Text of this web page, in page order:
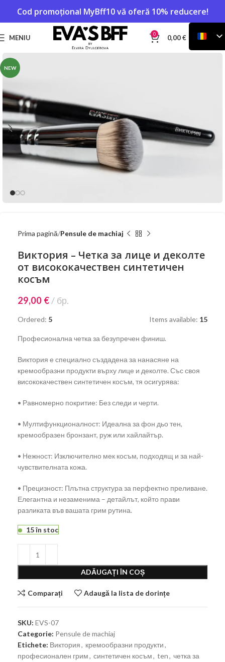
Cod promoțional MyBff10vă oferă 10% reducere!
MENIU 0 0,00€
NEW
Prima pagină Pensule de machiaj
Виктория – Четка за лице и деколте
от висококачествен синтетичен
косъм
29,00 € бр.
Ordered: 5 Items available: 15
Професионална четка за безупречен финиш.
Виктория е специално създадена за нанасяне на
кремообразни продукти върху лице и деколте. Със своя
висококачествен синтетичен косъм, тя осигурява:
• Равномерно покритие: Без следи и черти.
• Мултифункционалност: Идеална за фон дьо тен,
кремообразен бронзант, руж или хайлайтър.
• Нежност: Изключително мек косъм, подходящ и за най-
чувствителната кожа.
• Прецизност: Плътна структура за перфектно преливане.
Елегантна и незаменима – детайлът, който прави
разликата във вашата грим рутина.
15 în stoc
ADĂUGAȚI ÎN COȘ
Comparați Adaugă la lista de dorințe
SKU: EVS-07
Categorie: Pensule de machiaj
Etichete: Виктория, кремообразни продукти,
професионален грим, синтетичен косъм, ten, четка за